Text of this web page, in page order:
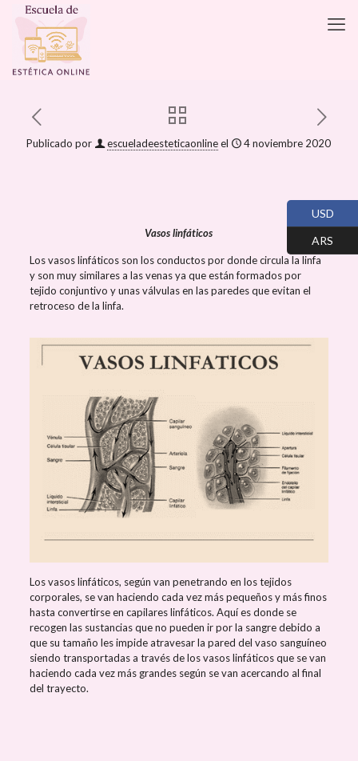
Publicado por escueladeesteticaonlineel 4 noviembre 2020
Vasos linfáticos
Los vasos linfáticos son los conductos por donde circula la linfa
y son muy similares a las venas ya que están formados por
tejido conjuntivo y unas válvulas en las paredes que evitan el
retroceso de la linfa.
Los vasos linfáticos, según van penetrando en los tejidos
corporales, se van haciendo cada vez más pequeños y más finos
hasta convertirse en capilares linfáticos. Aquí es donde se
recogen las sustancias que no pueden ir por la sangre debido a
que su tamaño les impide atravesar la pared del vaso sanguíneo
siendo transportadas a través de los vasos linfáticos que se van
haciendo cada vez más grandes según se van acercando al final
del trayecto.
USD
ARS